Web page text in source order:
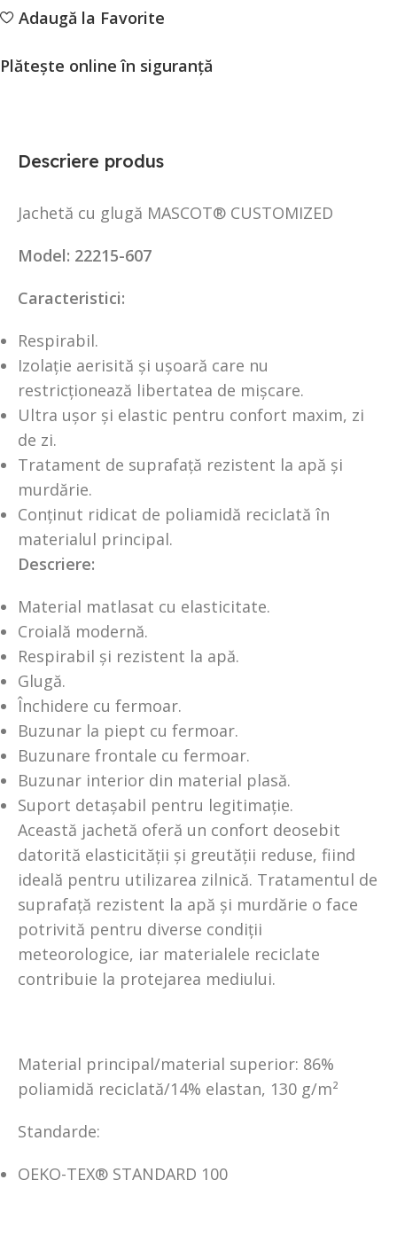
Adaugă la Favorite
Plătește online în siguranță
Descriere produs
Jachetă cu glugă MASCOT® CUSTOMIZED
Model: 22215-607
Caracteristici:
Respirabil.
Izolație aerisită și ușoară care nu
restricționează libertatea de mișcare.
Ultra ușor și elastic pentru confort maxim, zi
de zi.
Tratament de suprafață rezistent la apă și
murdărie.
Conținut ridicat de poliamidă reciclată în
materialul principal.
Descriere:
Material matlasat cu elasticitate.
Croială modernă.
Respirabil și rezistent la apă.
Glugă.
Închidere cu fermoar.
Buzunar la piept cu fermoar.
Buzunare frontale cu fermoar.
Buzunar interior din material plasă.
Suport detașabil pentru legitimație.
Această jachetă oferă un confort deosebit
datorită elasticității și greutății reduse, fiind
ideală pentru utilizarea zilnică. Tratamentul de
suprafață rezistent la apă și murdărie o face
potrivită pentru diverse condiții
meteorologice, iar materialele reciclate
contribuie la protejarea mediului.
Material principal/material superior: 86%
poliamidă reciclată/14% elastan, 130 g/m²
Standarde:
OEKO-TEX® STANDARD 100